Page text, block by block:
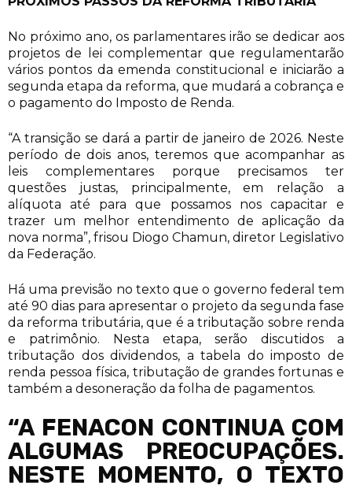
No próximo ano, os parlamentares irão se dedicar aos
projetos de lei complementar que regulamentarão
vários pontos da emenda constitucional e iniciarão a
segunda etapa da reforma, que mudará a cobrança e
o pagamento do Imposto de Renda.
“A transição se dará a partir de janeiro de 2026. Neste
período de dois anos, teremos que acompanhar as
leis complementares porque precisamos ter
questões justas, principalmente, em relação a
alíquota até para que possamos nos capacitar e
trazer um melhor entendimento de aplicação da
nova norma”, frisou Diogo Chamun, diretor Legislativo
da Federação.
Há uma previsão no texto que o governo federal tem
até 90 dias para apresentar o projeto da segunda fase
da reforma tributária, que é a tributação sobre renda
e patrimônio. Nesta etapa, serão discutidos a
tributação dos dividendos, a tabela do imposto de
renda pessoa física, tributação de grandes fortunas e
também a desoneração da folha de pagamentos.
“A FENACON CONTINUA COM
ALGUMAS PREOCUPAÇÕES.
NESTE MOMENTO, O TEXTO